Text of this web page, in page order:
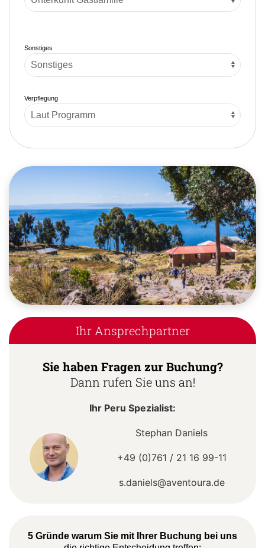
Sonstiges
Verpflegung
Ihr Ansprechpartner
Sie haben Fragen zur Buchung?
Dann rufen Sie uns an!
Ihr Peru Spezialist:
Stephan Daniels
+49 (0)761 / 21 16 99-11
s.daniels@aventoura.de
5 Gründe warum Sie mit Ihrer Buchung bei uns